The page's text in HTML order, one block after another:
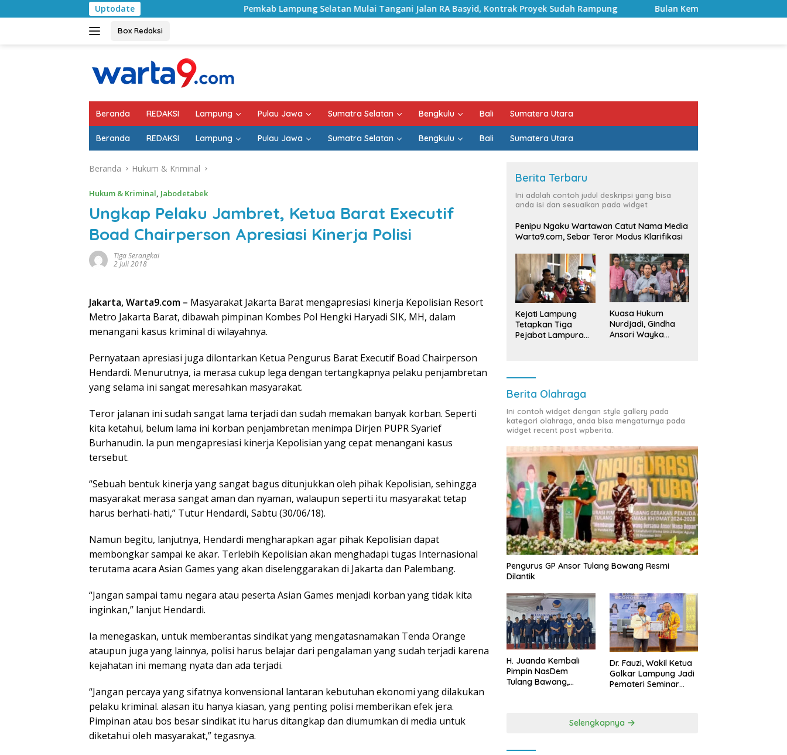
ke
Uptodate Pemkab Lampung Selatan Mulai Tangani Jalan RA Basyid, Kontrak Proyek Sudah Rampung Bulan Kemerdekaan, Bupati Lampung Selatan Ajak
Box Redaksi
Beranda REDAKSI Lampung Pulau Jawa Sumatra Selatan Bengkulu Bali Sumatera Utara
Beranda REDAKSI Lampung Pulau Jawa Sumatra Selatan Bengkulu Bali Sumatera Utara
Beranda Hukum & Kriminal
Hukum & Kriminal, Jabodetabek
Ungkap Pelaku Jambret, Ketua Barat Executif
Boad Chairperson Apresiasi Kinerja Polisi
Tiga Serangkai
2 Juli 2018
Jakarta, Warta9.com – Masyarakat Jakarta Barat mengapresiasi kinerja Kepolisian Resort
Metro Jakarta Barat, dibawah pimpinan Kombes Pol Hengki Haryadi SIK, MH, dalam
menangani kasus kriminal di wilayahnya.
Pernyataan apresiasi juga dilontarkan Ketua Pengurus Barat Executif Boad Chairperson
Hendardi. Menurutnya, ia merasa cukup lega dengan tertangkapnya pelaku penjambretan
yang selama ini sangat meresahkan masyarakat.
Teror jalanan ini sudah sangat lama terjadi dan sudah memakan banyak korban. Seperti
kita ketahui, belum lama ini korban penjambretan menimpa Dirjen PUPR Syarief
Burhanudin. Ia pun mengapresiasi kinerja Kepolisian yang cepat menangani kasus
tersebut.
“Sebuah bentuk kinerja yang sangat bagus ditunjukkan oleh pihak Kepolisian, sehingga
masyarakat merasa sangat aman dan nyaman, walaupun seperti itu masyarakat tetap
harus berhati-hati,” Tutur Hendardi, Sabtu (30/06/18).
Namun begitu, lanjutnya, Hendardi mengharapkan agar pihak Kepolisian dapat
membongkar sampai ke akar. Terlebih Kepolisian akan menghadapi tugas Internasional
terutama acara Asian Games yang akan diselenggarakan di Jakarta dan Palembang.
“Jangan sampai tamu negara atau peserta Asian Games menjadi korban yang tidak kita
inginkan,” lanjut Hendardi.
Ia menegaskan, untuk memberantas sindikat yang mengatasnamakan Tenda Orange
ataupun juga yang lainnya, polisi harus belajar dari pengalaman yang sudah terjadi karena
kejahatan ini memang nyata dan ada terjadi.
“Jangan percaya yang sifatnya konvensional lantaran kebutuhan ekonomi yang dilakukan
pelaku kriminal. alasan itu hanya kiasan, yang penting polisi memberikan efek jera.
Pimpinan atau bos besar sindikat itu harus ditangkap dan diumumkan di media untuk
diketahui oleh masyarakat,” tegasnya.
Berita Terbaru
Ini adalah contoh judul deskripsi yang bisa
anda isi dan sesuaikan pada widget
Penipu Ngaku Wartawan Catut Nama Media
Warta9.com, Sebar Teror Modus Klarifikasi
Kejati Lampung
Tetapkan Tiga
Pejabat Lampura
Kuasa Hukum
Nurdjadi, Gindha
Ansori Wayka
Berita Olahraga
Ini contoh widget dengan style gallery pada
kategori olahraga, anda bisa mengaturnya pada
widget recent post wpberita.
Pengurus GP Ansor Tulang Bawang Resmi
Dilantik
H. Juanda Kembali
Pimpin NasDem
Tulang Bawang,
Dr. Fauzi, Wakil Ketua
Golkar Lampung Jadi
Pemateri Seminar
Kebangsaan
Selengkapnya